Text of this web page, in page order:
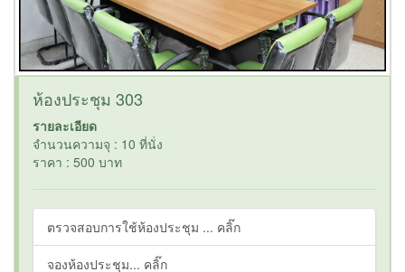
ห้องประชุม 303
รายละเอียด
จำนวนความจุ : 10 ที่นั่ง
ราคา : 500 บาท
ตรวจสอบการใช้ห้องประชุม ... คลิ๊ก
จองห้องประชุม... คลิ๊ก